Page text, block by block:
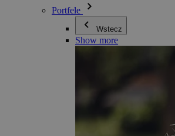
Portfele
Wstecz
Show more